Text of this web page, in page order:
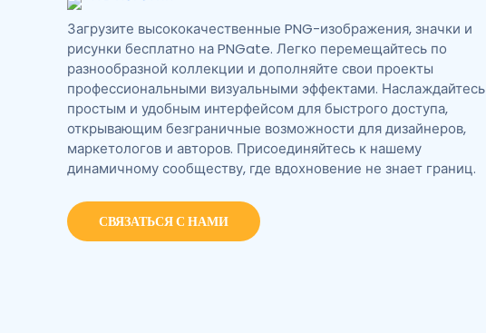
Загрузите высококачественные PNG-изображения, значки и
рисунки бесплатно на PNGate. Легко перемещайтесь по
разнообразной коллекции и дополняйте свои проекты
профессиональными визуальными эффектами. Наслаждайтесь
простым и удобным интерфейсом для быстрого доступа,
открывающим безграничные возможности для дизайнеров,
маркетологов и авторов. Присоединяйтесь к нашему
динамичному сообществу, где вдохновение не знает границ.
СВЯЗАТЬСЯ С НАМИ